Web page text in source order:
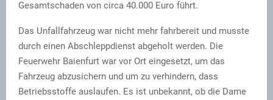
Gesamtschaden von circa 40.000 Euro führt.
Das Unfallfahrzeug war nicht mehr fahrbereit und musste
durch einen Abschleppdienst abgeholt werden. Die
Feuerwehr Baienfurt war vor Ort eingesetzt, um das
Fahrzeug abzusichern und um zu verhindern, dass
Betriebsstoffe auslaufen. Es ist unbekannt, ob die Dame